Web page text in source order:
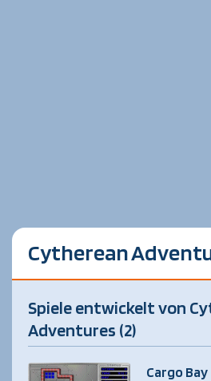
Cytherean
Spiele entwickelt von
Adventures (2)
Cargo Bay